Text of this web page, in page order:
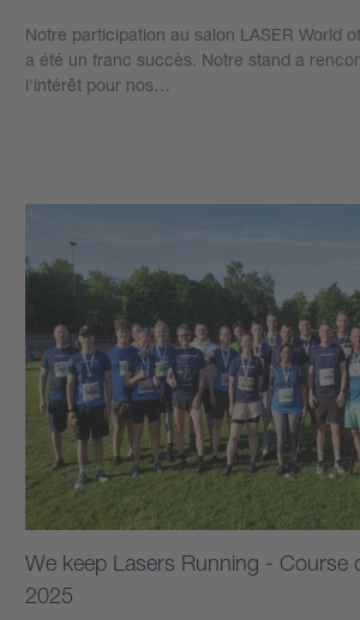
Notre participation au salon LASER World
a été un franc succès. Notre stand a
l'intérêt pour nos…
We keep Lasers Running - Course
2025